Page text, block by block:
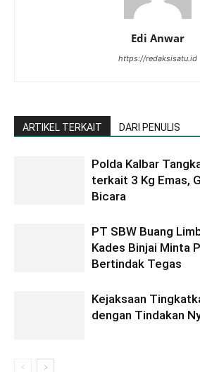
Edi Anwar
https://redaksisatu.id
ARTIKEL TERKAIT DARI PENULIS
Polda Kalbar
terkait 3 Kg Emas,
Bicara
PT SBW Buang
Kades Binjai Minta
Bertindak Tegas
Kejaksaan
dengan Tindakan